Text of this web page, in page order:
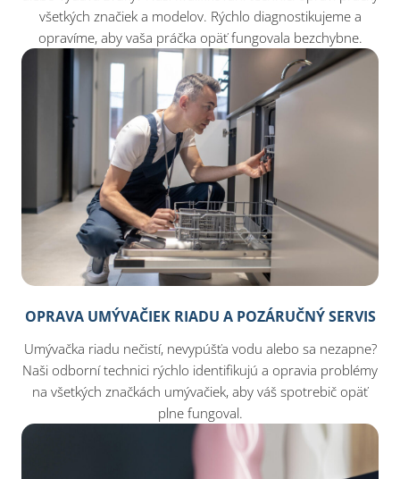
všetkých značiek a modelov. Rýchlo diagnostikujeme a
opravíme, aby vaša práčka opäť fungovala bezchybne.
OPRAVA UMÝVAČIEK RIADU A POZÁRUČNÝ SERVIS
Umývačka riadu nečistí, nevypúšťa vodu alebo sa nezapne?
Naši odborní technici rýchlo identifikujú a opravia problémy
na všetkých značkách umývačiek, aby váš spotrebič opäť
plne fungoval.